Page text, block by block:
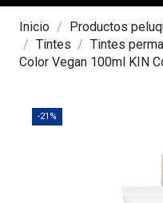
Inicio Productos
Tintes
Tintes
Color Vegan 100ml KIN
-21%